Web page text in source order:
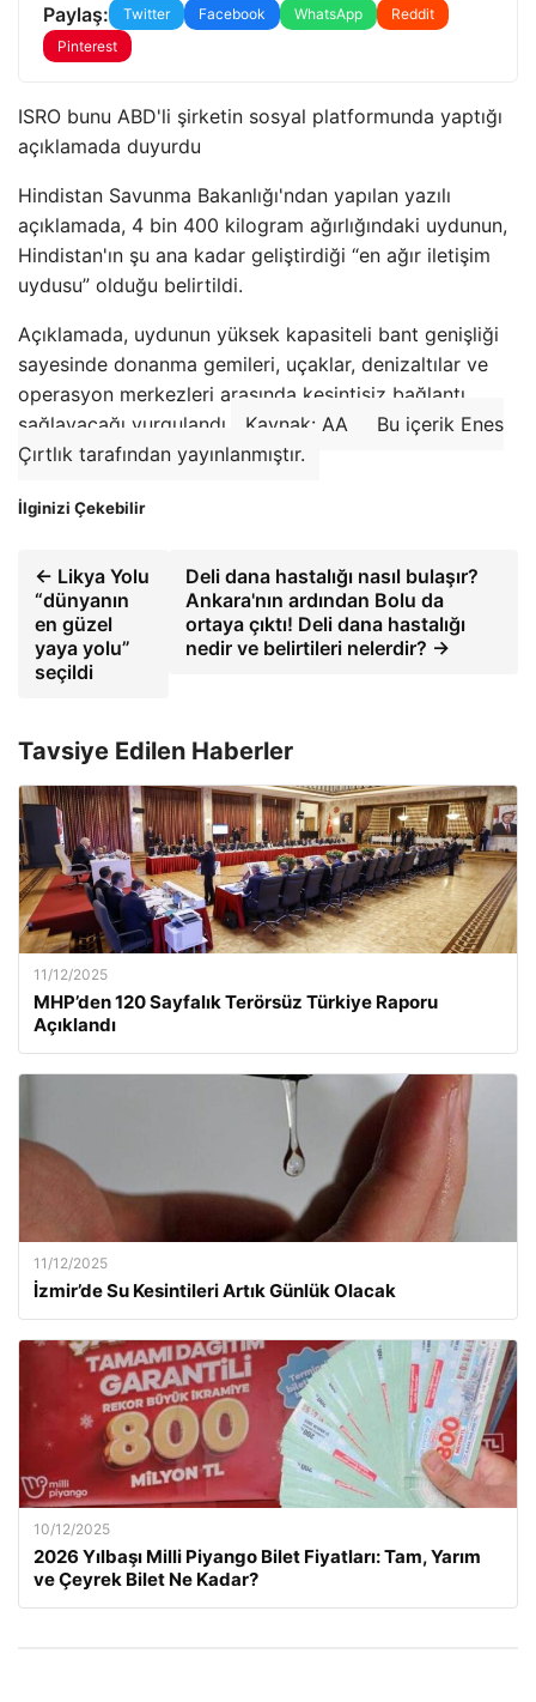
Paylaş: Twitter Facebook WhatsApp
Reddit
Pinterest
ISRO bunu ABD'li şirketin sosyal platformunda yaptığı
açıklamada duyurdu
Hindistan Savunma Bakanlığı'ndan yapılan yazılı
açıklamada, 4 bin 400 kilogram ağırlığındaki uydunun,
Hindistan'ın şu ana kadar geliştirdiği “en ağır iletişim
uydusu” olduğu belirtildi.
Açıklamada, uydunun yüksek kapasiteli bant genişliği
sayesinde donanma gemileri, uçaklar, denizaltılar ve
operasyon merkezleri arasında kesintisiz bağlantı
sağlayacağı vurgulandı.
Kaynak: AA
Bu içerik Enes
Çırtlık tarafından yayınlanmıştır.
İlginizi Çekebilir
← Likya Yolu
“dünyanın
en güzel
yaya yolu”
seçildi
Deli dana hastalığı nasıl bulaşır?
Ankara'nın ardından Bolu da
ortaya çıktı! Deli dana hastalığı
nedir ve belirtileri nelerdir? →
Tavsiye Edilen Haberler
11/12/2025
MHP’den 120 Sayfalık Terörsüz Türkiye Raporu
Açıklandı
11/12/2025
İzmir’de Su Kesintileri Artık Günlük Olacak
10/12/2025
2026 Yılbaşı Milli Piyango Bilet Fiyatları: Tam, Yarım
ve Çeyrek Bilet Ne Kadar?